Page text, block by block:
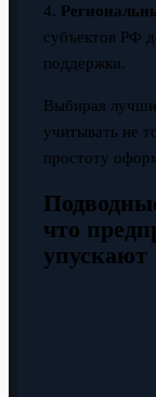
4.
субъектов РФ
поддержки.
Выбирая
учитывать не
простоту
что
упускают